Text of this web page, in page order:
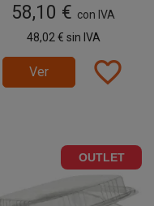
58,10 € con IVA
48,02 € sin IVA
Ver favorite_border
OUTLET